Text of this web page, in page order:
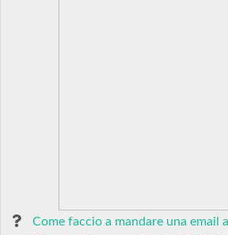
Come faccio a mandare una email